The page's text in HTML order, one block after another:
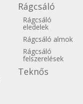
Rágcsáló
Rágcsáló
eledelek
Rágcsáló almok
Rágcsáló
felszerelések
Teknős